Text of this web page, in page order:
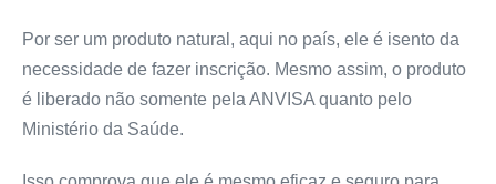
Por ser um produto natural, aqui no país, ele é isento da
necessidade de fazer inscrição. Mesmo assim, o produto
é liberado não somente pela ANVISA quanto pelo
Ministério da Saúde.